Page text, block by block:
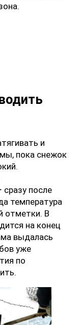
и
пока снежок
после
температура
отметки. В
на конец
выдалась
уже
по